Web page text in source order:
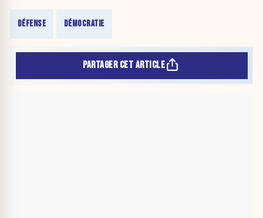
DÉFENSE DÉMOCRATIE
PARTAGER CET ARTICLE